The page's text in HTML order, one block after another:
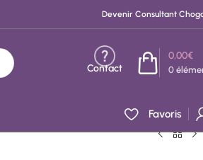
Devenir Consultant
Contact 0
0,00€
Favoris